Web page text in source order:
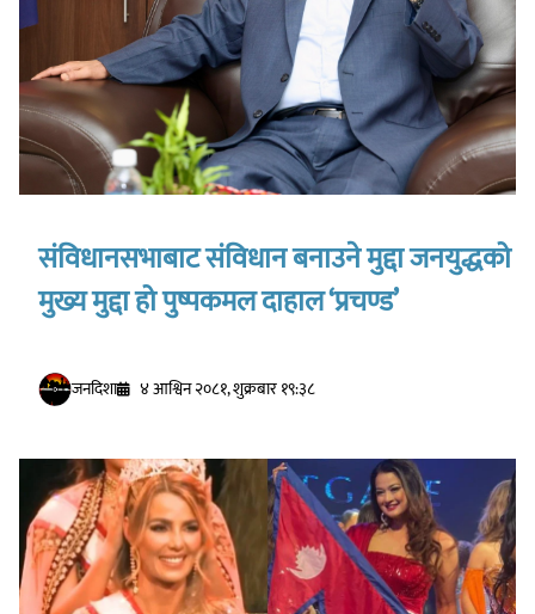
संविधानसभाबाट संविधान बनाउने मुद्दा जनयुद्धको
मुख्य मुद्दा हो पुष्पकमल दाहाल ‘प्रचण्ड’
जनदिशा ४ आश्विन २०८१, शुक्रबार १९:३८